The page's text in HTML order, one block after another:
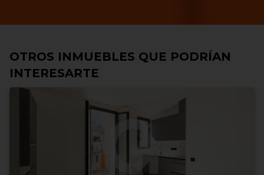
OTROS INMUEBLES QUE PODRÍAN
INTERESARTE